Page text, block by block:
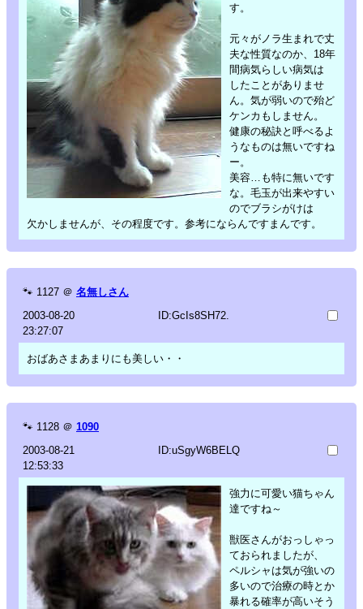
す。
元々がノラ生まれで丈
夫な性質なのか、18年
間病気らしい病気は
したことがありませ
ん。気が弱いので殆ど
ケンカもしません。
健康の秘訣と呼べるよ
うなものは無いですね
ー。
美容…も特に無いです
な。毛玉が出来やすい
のでブラシがけは
欠かしませんが、その程度です。参考にならんですまんです。
🐾 1127 ＠ 名無しさん
2003-08-20
23:27:07
ID:GcIs8SH72.
おばあさまあまりにも美しい・・
🐾 1128 ＠ 1090
2003-08-21
12:53:33
ID:uSgyW6BELQ
強力に可愛い猫ちゃん
達ですね～
獣医さんがおっしゃっ
ておられましたが、
ペルシャは気が強いの
多いので治療の時とか
暴れる確率が高いそう